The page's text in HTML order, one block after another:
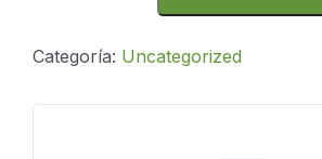
Categoría: Uncategorized